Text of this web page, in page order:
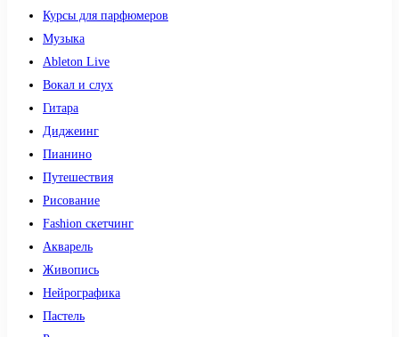
Курсы для парфюмеров
Музыка
Ableton Live
Вокал и слух
Гитара
Диджеинг
Пианино
Путешествия
Рисование
Fashion скетчинг
Акварель
Живопись
Нейрографика
Пастель